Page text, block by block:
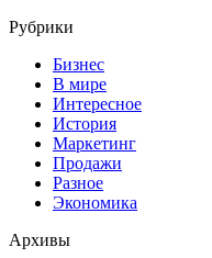
Рубрики
Бизнес
В мире
Интересное
История
Маркетинг
Продажи
Разное
Экономика
Архивы